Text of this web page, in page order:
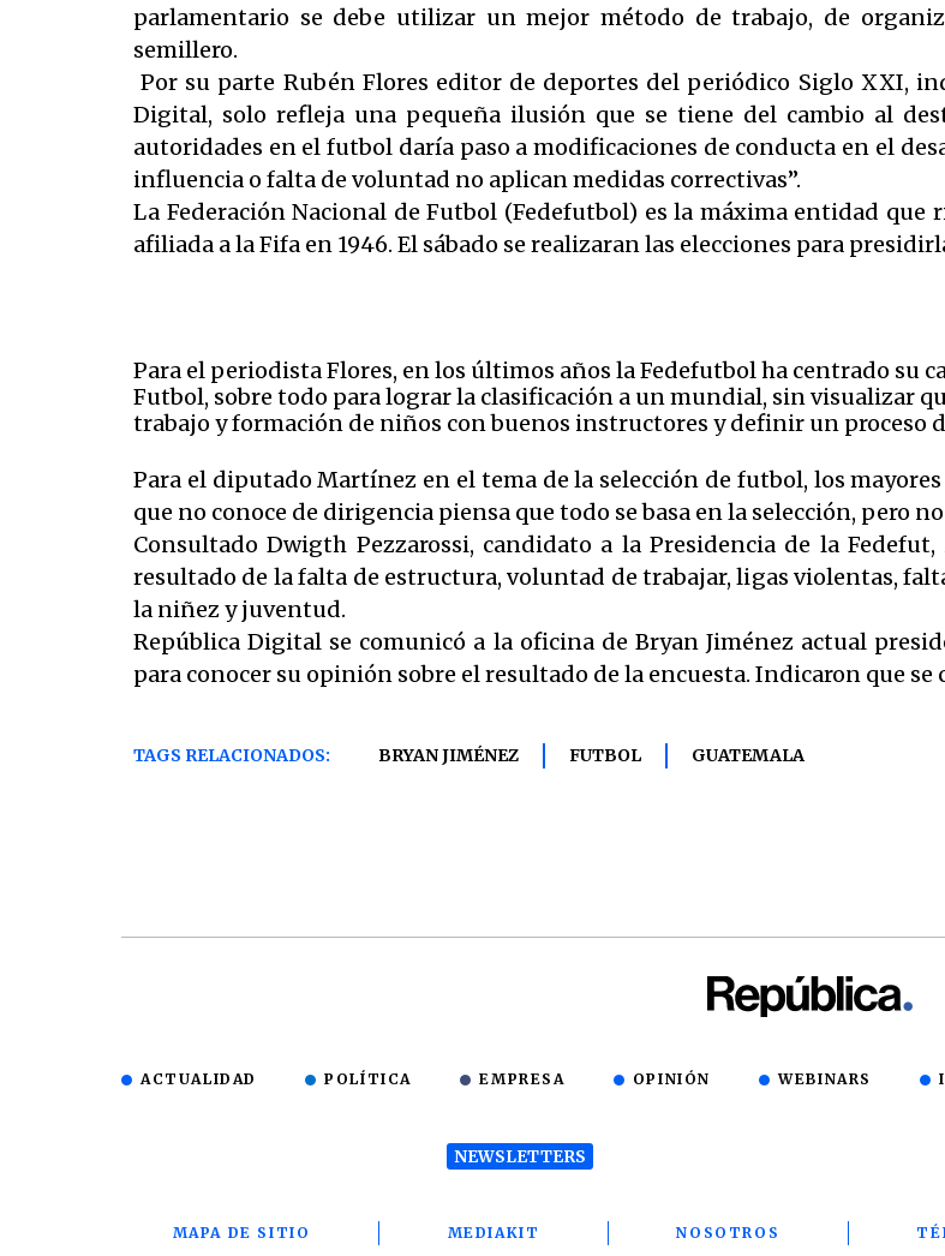
parlamentario se debe utilizar un mejor método de trabajo, de
semillero.
Por su parte Rubén Flores editor de deportes del periódico Siglo XXI,
Digital, solo refleja una pequeña ilusión que se tiene del cambio al
autoridades en el futbol daría paso a modificaciones de conducta en el
influencia o falta de voluntad no aplican medidas correctivas”.
La Federación Nacional de Futbol (Fedefutbol) es la máxima entidad que
afiliada a la Fifa en 1946. El sábado se realizaran las elecciones para
Para el periodista Flores, en los últimos años la Fedefutbol ha centrado su
Futbol, sobre todo para lograr la clasificación a un mundial, sin visualizar
trabajo y formación de niños con buenos instructores y definir un proceso
Para el diputado Martínez en el tema de la selección de futbol, los
que no conoce de dirigencia piensa que todo se basa en la selección, pero
Consultado Dwigth Pezzarossi, candidato a la Presidencia de la
resultado de la falta de estructura, voluntad de trabajar, ligas violentas,
la niñez y juventud.
República Digital se comunicó a la oficina de Bryan Jiménez actual
para conocer su opinión sobre el resultado de la encuesta. Indicaron que se
TAGS RELACIONADOS: BRYAN JIMÉNEZ FUTBOL GUATEMALA
ACTUALIDAD POLÍTICA EMPRESA OPINIÓN WEBINARS
NEWSLETTERS
MAPA DE SITIO MEDIAKIT NOSOTROS